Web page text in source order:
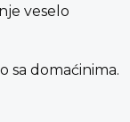
veselo
sa domaćinima.